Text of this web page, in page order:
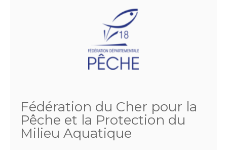
Fédération du Cher pour la
Pêche et la Protection du
Milieu Aquatique